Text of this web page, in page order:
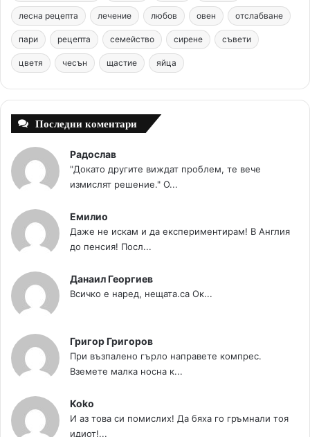
o
o
k
r
e
s
t
b
e
g
r
m
m
лесна рецепта лечение любов овен отслабване
пари рецепта семейство сирене съвети
цветя чесън щастие яйца
Последни коментари
Радослав
"Докато другите виждат проблем, те вече
измислят решение." О...
Емилио
Даже не искам и да експериментирам! В Англия
до пенсия! Посл...
Данаил Георгиев
Всичко е наред, нещата.са Ок...
Григор Григоров
При възпалено гърло направете компрес.
Вземете малка носна к...
Koko
И аз това си помислих! Да бяха го гръмнали тоя
идиот!...